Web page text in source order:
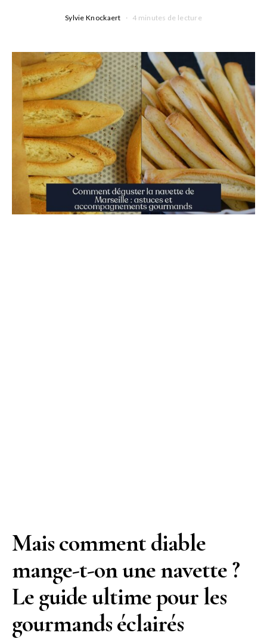
Sylvie Knockaert 4 minutes de lecture
Mais comment diable
mange-t-on une navette ?
Le guide ultime pour les
gourmands éclairés